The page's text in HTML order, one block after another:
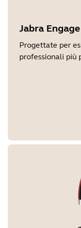
Jabra
Progettate per
professionali più